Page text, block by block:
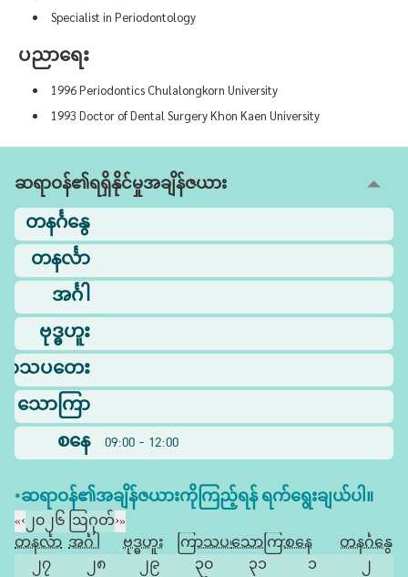
Specialist in Periodontology
ပညာရေး
1996 Periodontics Chulalongkorn University
1993 Doctor of Dental Surgery Khon Kaen University
ဆရာဝန်၏ရရှိနိုင်မှုအချိန်ဇယား
တနင်္ဂနွေ
တနင်္လာ
အင်္ဂါ
ဗုဒ္ဓဟူး
ာသပတေး
သောကြာ
စနေ
09:00 - 12:00
*ဆရာဝန်၏အချိန်ဇယားကိုကြည့်ရန် ရက်ရွေးချယ်ပါ။
«‹ ၂၀၂၆ ဩဂုတ်›»
တနင်္လာ အင်္ဂါ ဗုဒ္ဓဟူး ကြာသပတေးသောကြာစနေ
တနင်္ဂနွေ
၂၇
၂၈ ၂၉ ၃၀ ၃၁ ၁
၂